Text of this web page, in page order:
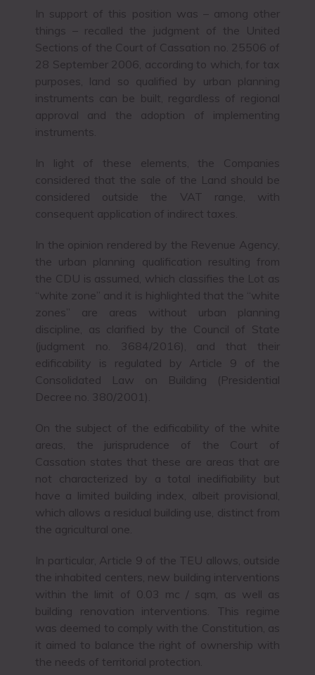
In support of this position was – among other
things – recalled the judgment of the United
Sections of the Court of Cassation no. 25506 of
28 September 2006, according to which, for tax
purposes, land so qualified by urban planning
instruments can be built, regardless of regional
approval and the adoption of implementing
instruments.
In light of these elements, the Companies
considered that the sale of the Land should be
considered outside the VAT range, with
consequent application of indirect taxes.
In the opinion rendered by the Revenue Agency,
the urban planning qualification resulting from
the CDU is assumed, which classifies the Lot as
“white zone” and it is highlighted that the “white
zones” are areas without urban planning
discipline, as clarified by the Council of State
(judgment no. 3684/2016), and that their
edificability is regulated by Article 9 of the
Consolidated Law on Building (Presidential
Decree no. 380/2001).
On the subject of the edificability of the white
areas, the jurisprudence of the Court of
Cassation states that these are areas that are
not characterized by a total inedifiability but
have a limited building index, albeit provisional,
which allows a residual building use, distinct from
the agricultural one.
In particular, Article 9 of the TEU allows, outside
the inhabited centers, new building interventions
within the limit of 0.03 mc / sqm, as well as
building renovation interventions. This regime
was deemed to comply with the Constitution, as
it aimed to balance the right of ownership with
the needs of territorial protection.